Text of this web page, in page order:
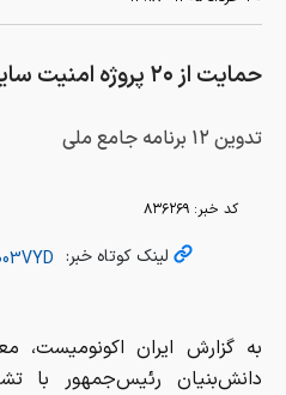
حمایت از ۲۰ پروژه امنیت سایبری در کشور
تدوین ۱۲ برنامه جامع ملی
کد خبر: ۸۳۶۲۶۹
لینک کوتاه خبر:
به گزارش ایران اکونومیست،
دانش‌بنیان رئیس‌جمهور با